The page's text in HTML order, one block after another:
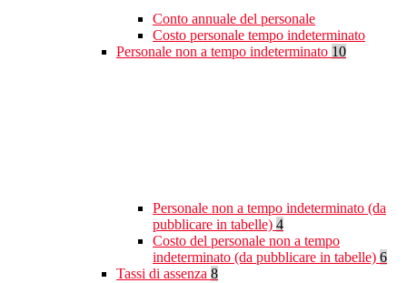
Conto annuale del personale
Costo personale tempo indeterminato
Personale non a tempo indeterminato 10
Personale non a tempo indeterminato (da
pubblicare in tabelle) 4
Costo del personale non a tempo
indeterminato (da pubblicare in tabelle) 6
Tassi di assenza 8